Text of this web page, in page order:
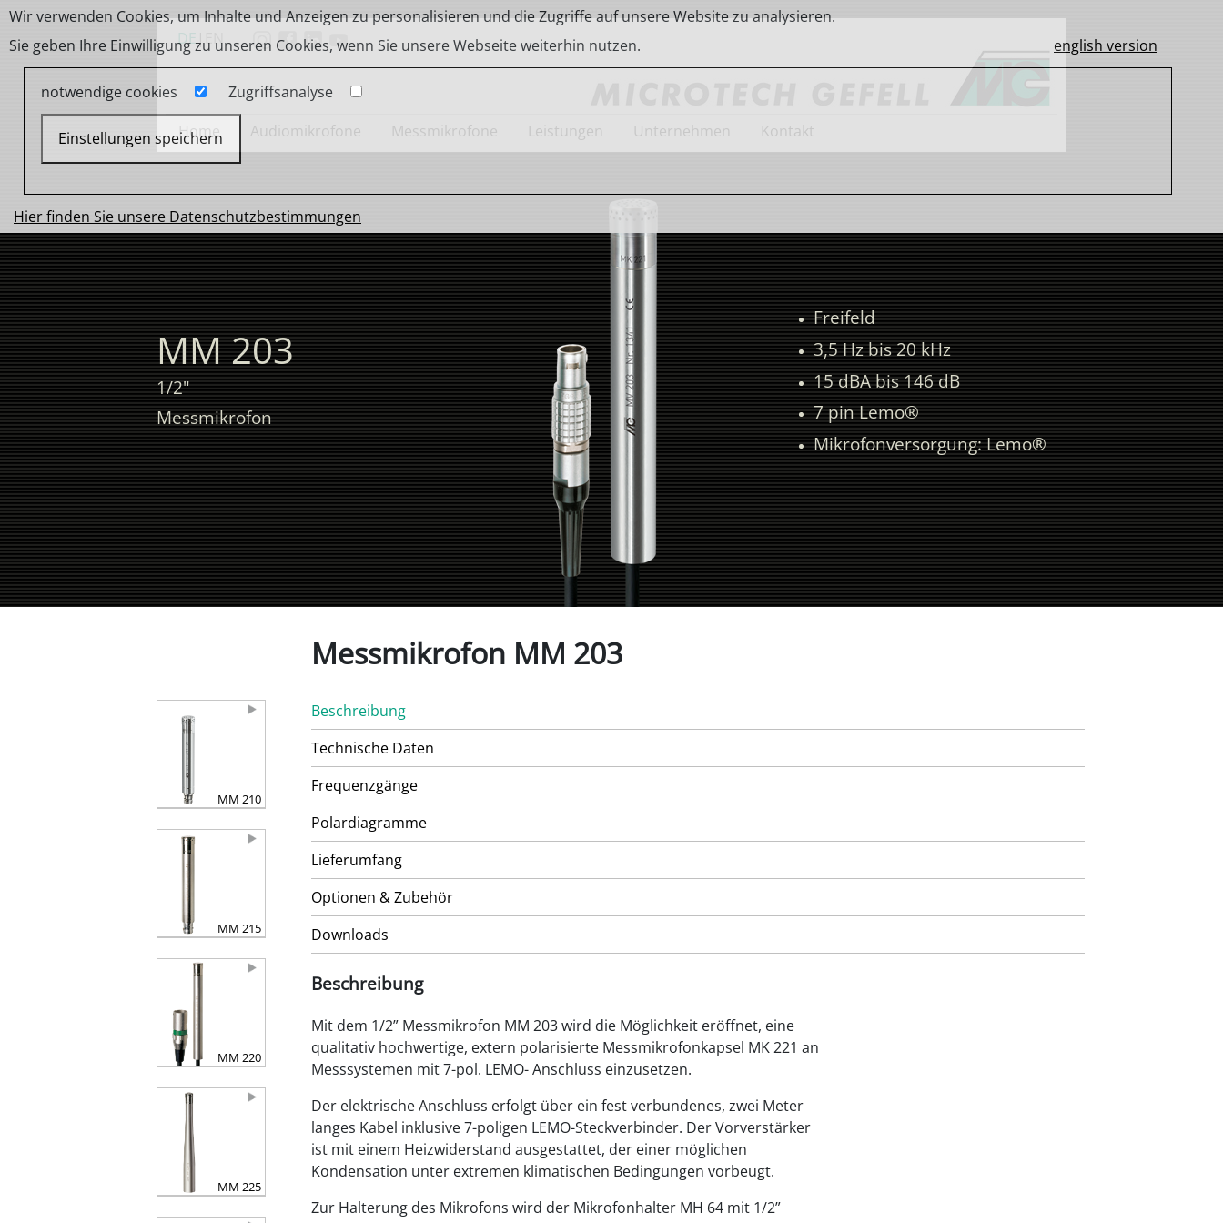
Wir verwenden Cookies, um Inhalte und Anzeigen zu personalisieren und die Zugriffe auf unsere Website zu analysieren.
Sie geben Ihre Einwilligung zu unseren Cookies, wenn Sie unsere Webseite weiterhin nutzen.
english version
notwendige cookies Zugriffsanalyse
Einstellungen speichern
Hier finden Sie unsere Datenschutzbestimmungen
DE|EN
Home Audiomikrofone Messmikrofone Leistungen Unternehmen Kontakt
MM 203
1/2"
Messmikrofon
Freifeld
3,5 Hz bis 20 kHz
15 dBA bis 146 dB
7 pin Lemo®
Mikrofonversorgung: Lemo®
Messmikrofon MM 203
MM 210
MM 215
MM 220
MM 225
Beschreibung
Technische Daten
Frequenzgänge
Polardiagramme
Lieferumfang
Optionen & Zubehör
Downloads
Beschreibung
Mit dem 1/2” Messmikrofon MM 203 wird die Möglichkeit eröffnet, eine
qualitativ hochwertige, extern polarisierte Messmikrofonkapsel MK 221 an
Messsystemen mit 7-pol. LEMO- Anschluss einzusetzen.
Der elektrische Anschluss erfolgt über ein fest verbundenes, zwei Meter
langes Kabel inklusive 7-poligen LEMO-Steckverbinder. Der Vorverstärker
ist mit einem Heizwiderstand ausgestattet, der einer möglichen
Kondensation unter extremen klimatischen Bedingungen vorbeugt.
Zur Halterung des Mikrofons wird der Mikrofonhalter MH 64 mit 1/2”